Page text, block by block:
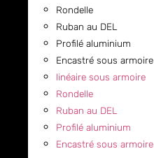
Rondelle
Ruban au DEL
Profilé aluminium
Encastré sous armoire
linéaire sous armoire
Rondelle
Ruban au DEL
Profilé aluminium
Encastré sous armoire